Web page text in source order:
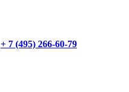
+ 7 (495) 266-60-79